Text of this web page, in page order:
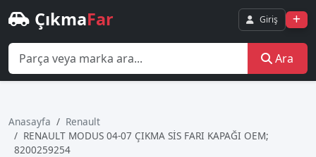
ÇıkmaFar Giriş
Ara
Anasayfa
Renault
RENAULT MODUS 04-07 ÇIKMA SİS FARI KAPAĞI OEM;
8200259254